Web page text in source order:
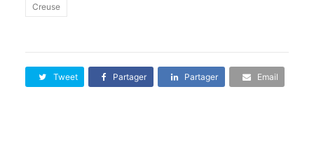
Creuse
Tweet Partager Partager Email